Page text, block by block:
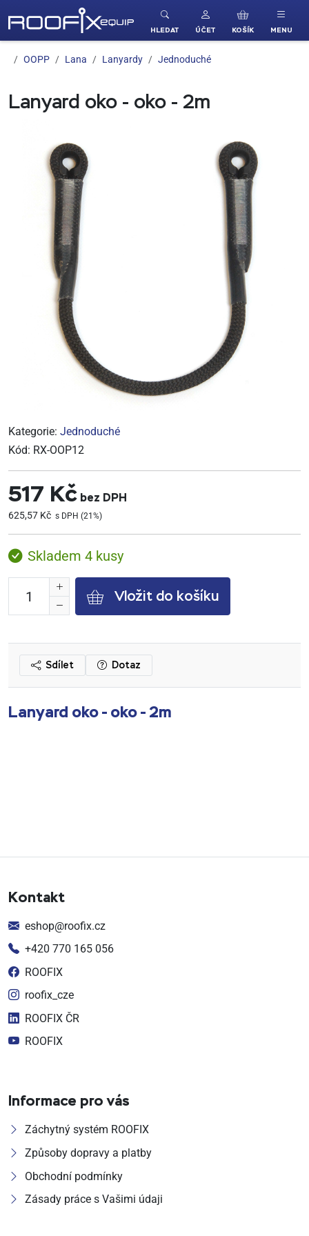
HLEDAT ÚČET KOŠÍK MENU
OOPP Lana Lanyardy Jednoduché
Lanyard oko - oko - 2m
Kategorie: Jednoduché
Kód: RX-OOP12
517 Kč bez DPH
625,57 Kč s DPH (21%)
Skladem 4 kusy
Vložit do košíku
Sdílet Dotaz
Lanyard oko - oko - 2m
Kontakt
eshop@roofix.cz
+420 770 165 056
ROOFIX
roofix_cze
ROOFIX ČR
ROOFIX
Informace pro vás
Záchytný systém ROOFIX
Způsoby dopravy a platby
Obchodní podmínky
Zásady práce s Vašimi údaji